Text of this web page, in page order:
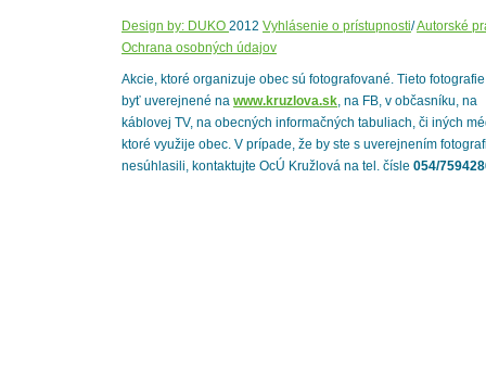
Design by: DUKO 2012 Vyhlásenie o prístupnosti/Autorské
Ochrana osobných údajov
Akcie, ktoré organizuje obec sú fotografované. Tieto
byť uverejnené na www.kruzlova.sk, na FB, v občasníku, na
káblovej TV, na obecných informačných tabuliach, či iných
ktoré využije obec. V prípade, že by ste s uverejnením
nesúhlasili, kontaktujte OcÚ Kružlová na tel. čísle 054/